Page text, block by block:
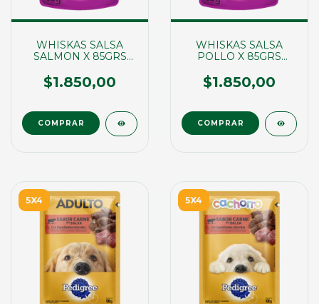
WHISKAS SALSA
SALMON X 85GRS
$1.850,00
WHISKAS SALSA
POLLO X 85GRS
$1.850,00
5X4 5X4